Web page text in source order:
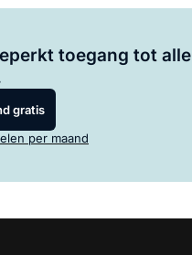
toegang tot alle
gratis
per maand